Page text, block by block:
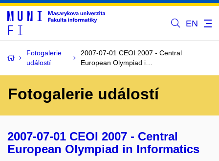
EN
Fotogalerie
událostí
2007-07-01 CEOI 2007 - Central
European Olympiad i…
Fotogalerie událostí
2007-07-01 CEOI 2007 - Central
European Olympiad in Informatics